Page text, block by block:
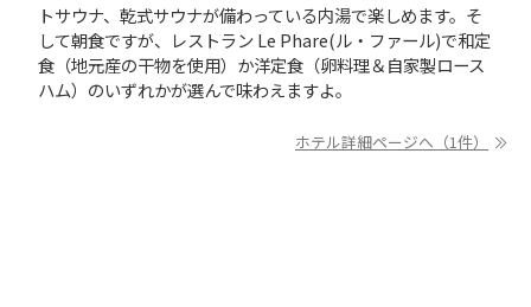
トサウナ、乾式サウナが備わっている内湯で楽しめます。そ
して朝食ですが、レストラン Le Phare(ル・ファール)で和定
食（地元産の干物を使用）か洋定食（卵料理＆自家製ロース
ハム）のいずれかが選んで味わえますよ。
ホテル詳細ページへ（1件）